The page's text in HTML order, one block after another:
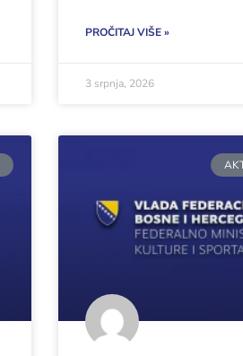
PROČITAJ VIŠE »
3 srpnja, 2026